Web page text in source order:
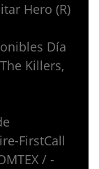
Hero (R)
Día
Killers,
FirstCall
/ -